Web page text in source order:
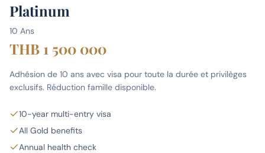
Platinum
10 Ans
THB 1 500 000
Adhésion de 10 ans avec visa pour toute la durée et privilèges
exclusifs. Réduction famille disponible.
10-year multi-entry visa
All Gold benefits
Annual health check